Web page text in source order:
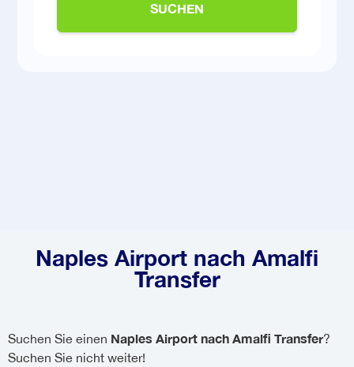
SUCHEN
Naples Airport nach Amalfi
Transfer
Suchen Sie einen Naples Airport nach Amalfi Transfer?
Suchen Sie nicht weiter!